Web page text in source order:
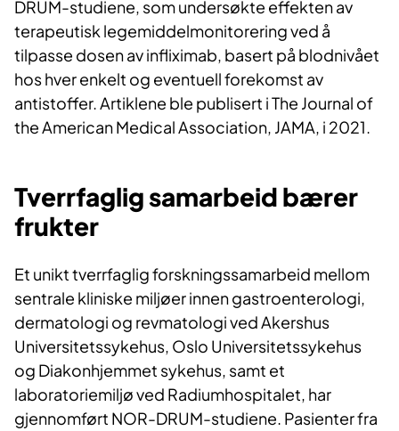
DRUM-studiene, som undersøkte effekten av
terapeutisk legemiddelmonitorering ved å
tilpasse dosen av infliximab, basert på blodnivået
hos hver enkelt og eventuell forekomst av
antistoffer. Artiklene ble publisert i The Journal of
the American Medical Association, JAMA, i 2021.
Tverrfaglig samarbeid bærer
frukter
Et unikt tverrfaglig forskningssamarbeid mellom
sentrale kliniske miljøer innen gastroenterologi,
dermatologi og revmatologi ved Akershus
Universitetssykehus, Oslo Universitetssykehus
og Diakonhjemmet sykehus, samt et
laboratoriemiljø ved Radiumhospitalet, har
gjennomført NOR-DRUM-studiene. Pasienter fra